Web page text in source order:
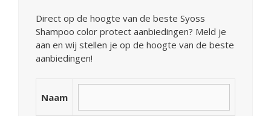
Direct op de hoogte van de beste Syoss
Shampoo color protect aanbiedingen? Meld je
aan en wij stellen je op de hoogte van de beste
aanbiedingen!
Naam